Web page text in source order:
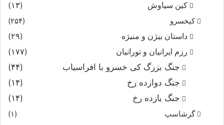
کین سیاوش
(۱۳)
کیخسرو
(۲۵۴)
داستان بیژن و منیژه
(۲۹)
رزم ایرانیان و تورانیان
(۱۷۷)
جنگ بزرگ کی خسرو با افراسیاب
(۴۴)
جنگ دوازده رخ
(۱۴)
جنگ یازده رخ
(۱۴)
گرشاسپ
(۱)